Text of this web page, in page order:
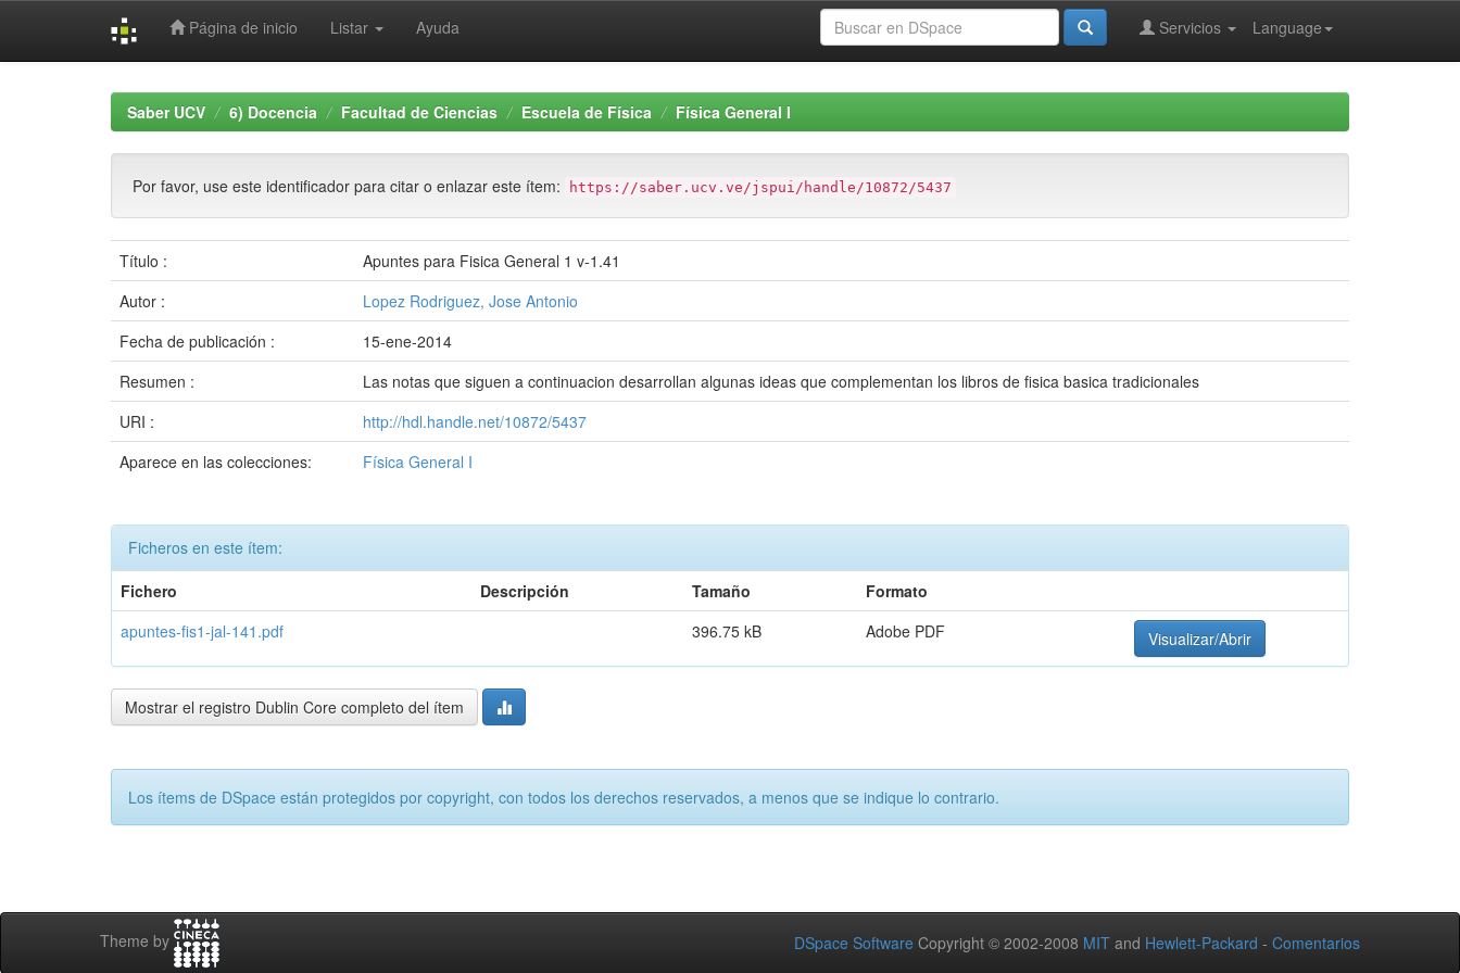
Página de inicio Listar Ayuda Language
Servicios
Saber UCV 6) Docencia Facultad de Ciencias Escuela de Física Física General I
Por favor, use este identificador para citar o enlazar este ítem: https://saber.ucv.ve/jspui/handle/10872/5437
Título :
Apuntes para Fisica General 1 v-1.41
Autor :
Lopez Rodriguez, Jose Antonio
Fecha de publicación :
15-ene-2014
Resumen :
Las notas que siguen a continuacion desarrollan algunas ideas que complementan los libros de fisica basica tradicionales
URI :
http://hdl.handle.net/10872/5437
Aparece en las colecciones:
Física General I
Ficheros en este ítem:
Fichero
Descripción Tamaño
Formato
apuntes-fis1-jal-141.pdf
396.75 kB Adobe PDF Visualizar/Abrir
Mostrar el registro Dublin Core completo del ítem
Los ítems de DSpace están protegidos por copyright, con todos los derechos reservados, a menos que se indique lo contrario.
Theme by DSpace Software Copyright © 2002-2008 MIT and Hewlett-Packard - Comentarios